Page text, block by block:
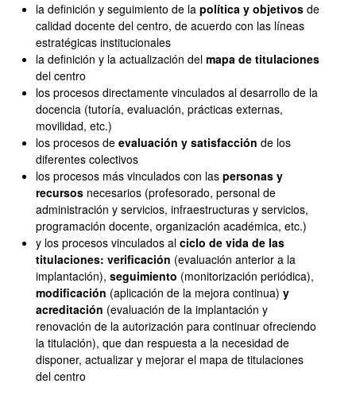
la definición y seguimiento de la política y objetivos de
calidad docente del centro, de acuerdo con las líneas
estratégicas institucionales
la definición y la actualización del mapa de titulaciones
del centro
los procesos directamente vinculados al desarrollo de la
docencia (tutoría, evaluación, prácticas externas,
movilidad, etc.)
los procesos de evaluación y satisfacción de los
diferentes colectivos
los procesos más vinculados con las personas y
recursos necesarios (profesorado, personal de
administración y servicios, infraestructuras y servicios,
programación docente, organización académica, etc.)
y los procesos vinculados al ciclo de vida de las
titulaciones: verificación (evaluación anterior a la
implantación), seguimiento (monitorización periódica),
modificación (aplicación de la mejora continua) y
acreditación (evaluación de la implantación y
renovación de la autorización para continuar ofreciendo
la titulación), que dan respuesta a la necesidad de
disponer, actualizar y mejorar el mapa de titulaciones
del centro